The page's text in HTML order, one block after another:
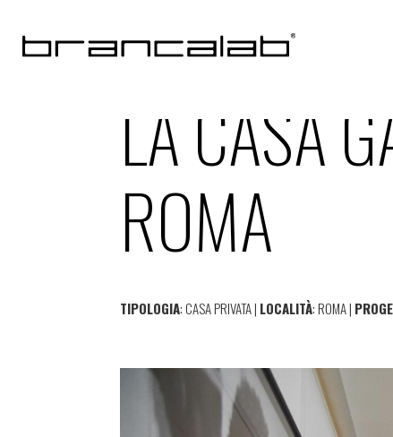
LA CASA
ROMA
TIPOLOGIA: CASA PRIVATA | LOCALITÀ: ROMA |